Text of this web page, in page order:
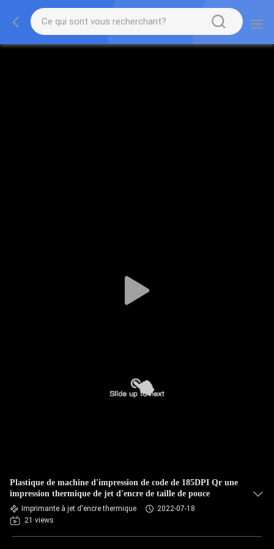
Plastique de machine d'impression de code de 185DPI Qr une
impression thermique de jet d'encre de taille de pouce
Imprimante à jet d'encre thermique
2022-07-18
21 views